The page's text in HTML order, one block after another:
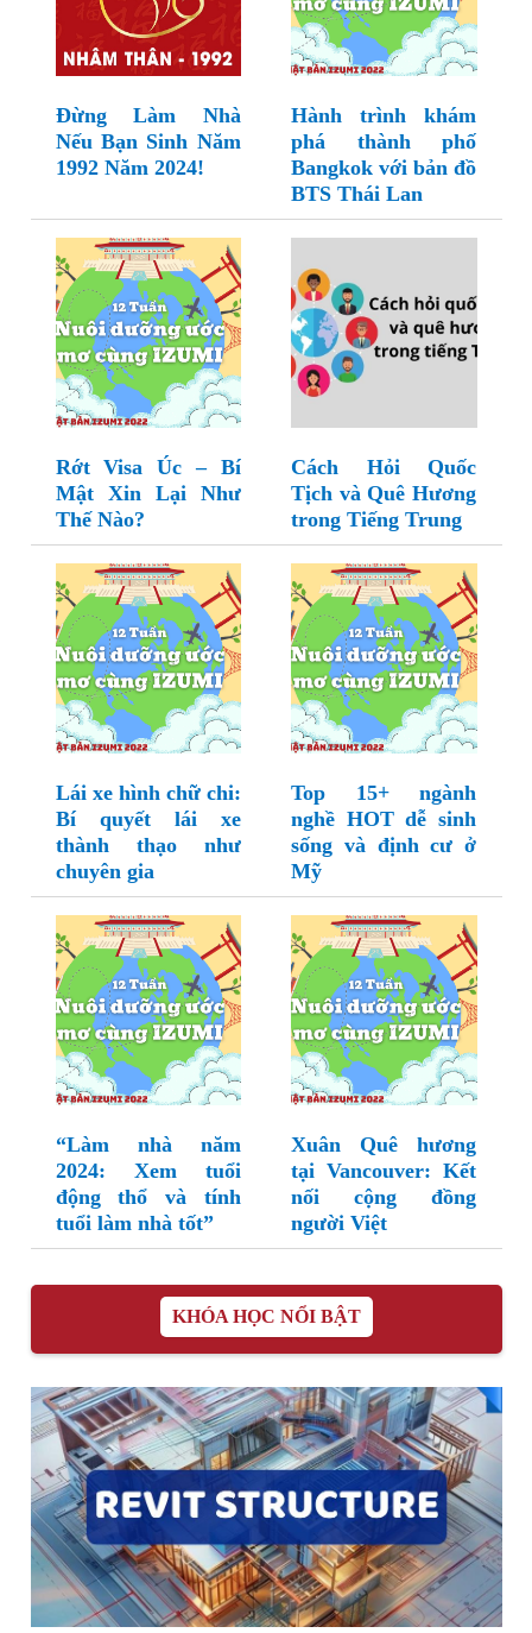
Đừng Làm Nhà
Nếu Bạn Sinh Năm
1992 Năm 2024!
Hành trình khám
phá thành phố
Bangkok với bản đồ
BTS Thái Lan
Rớt Visa Úc – Bí
Mật Xin Lại Như
Thế Nào?
Cách Hỏi Quốc
Tịch và Quê Hương
trong Tiếng Trung
Lái xe hình chữ chi:
Bí quyết lái xe
thành thạo như
chuyên gia
Top 15+ ngành
nghề HOT dễ sinh
sống và định cư ở
Mỹ
“Làm nhà năm
2024: Xem tuổi
động thổ và tính
tuổi làm nhà tốt”
Xuân Quê hương
tại Vancouver: Kết
nối cộng đồng
người Việt
KHÓA HỌC NỔI BẬT